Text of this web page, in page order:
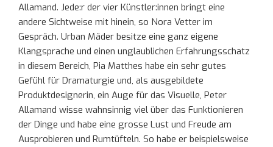
Allamand. Jede:r der vier Künstler:innen bringt eine
andere Sichtweise mit hinein, so Nora Vetter im
Gespräch. Urban Mäder besitze eine ganz eigene
Klangsprache und einen unglaublichen Erfahrungsschatz
in diesem Bereich, Pia Matthes habe ein sehr gutes
Gefühl für Dramaturgie und, als ausgebildete
Produktdesignerin, ein Auge für das Visuelle, Peter
Allamand wisse wahnsinnig viel über das Funktionieren
der Dinge und habe eine grosse Lust und Freude am
Ausprobieren und Rumtüfteln. So habe er beispielsweise